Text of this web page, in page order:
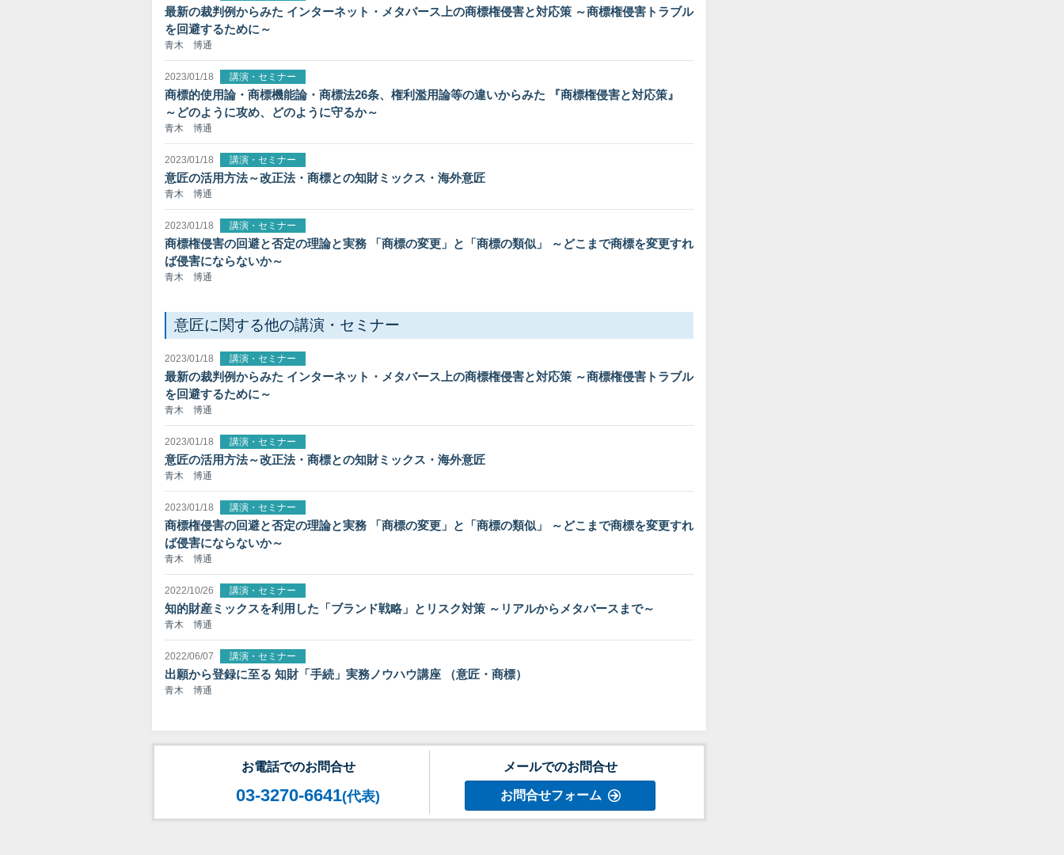
最新の裁判例からみた インターネット・メタバース上の商標権侵害と対応策 ～商標権侵害トラブル
を回避するために～
青木 博通
2023/01/18 講演・セミナー
商標的使用論・商標機能論・商標法26条、権利濫用論等の違いからみた 『商標権侵害と対応策』
～どのように攻め、どのように守るか～
青木 博通
2023/01/18 講演・セミナー
意匠の活用方法～改正法・商標との知財ミックス・海外意匠
青木 博通
2023/01/18 講演・セミナー
商標権侵害の回避と否定の理論と実務 「商標の変更」と「商標の類似」 ～どこまで商標を変更すれ
ば侵害にならないか～
青木 博通
意匠に関する他の講演・セミナー
2023/01/18 講演・セミナー
最新の裁判例からみた インターネット・メタバース上の商標権侵害と対応策 ～商標権侵害トラブル
を回避するために～
青木 博通
2023/01/18 講演・セミナー
意匠の活用方法～改正法・商標との知財ミックス・海外意匠
青木 博通
2023/01/18 講演・セミナー
商標権侵害の回避と否定の理論と実務 「商標の変更」と「商標の類似」 ～どこまで商標を変更すれ
ば侵害にならないか～
青木 博通
2022/10/26 講演・セミナー
知的財産ミックスを利用した「ブランド戦略」とリスク対策 ～リアルからメタバースまで～
青木 博通
2022/06/07 講演・セミナー
出願から登録に至る 知財「手続」実務ノウハウ講座 （意匠・商標）
青木 博通
お電話でのお問合せ
03-3270-6641(代表)
メールでのお問合せ
お問合せフォーム